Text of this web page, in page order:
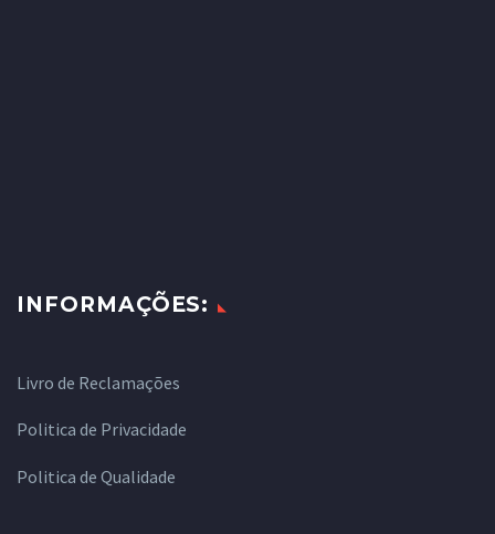
INFORMAÇÕES:
Livro de Reclamações
Politica de Privacidade
Politica de Qualidade